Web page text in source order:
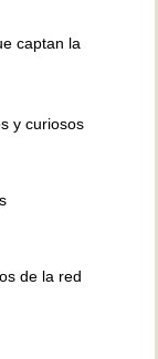
captan la
y curiosos
de la red